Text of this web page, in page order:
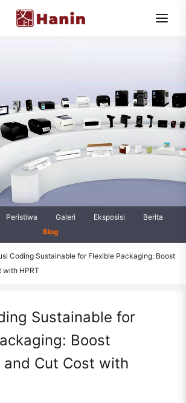
Peristiwa Galeri Eksposisi
Berita
Blog
Coding Sustainable for Flexible Packaging: Boost
with HPRT
Sustainable for
Boost
and Cut Cost with